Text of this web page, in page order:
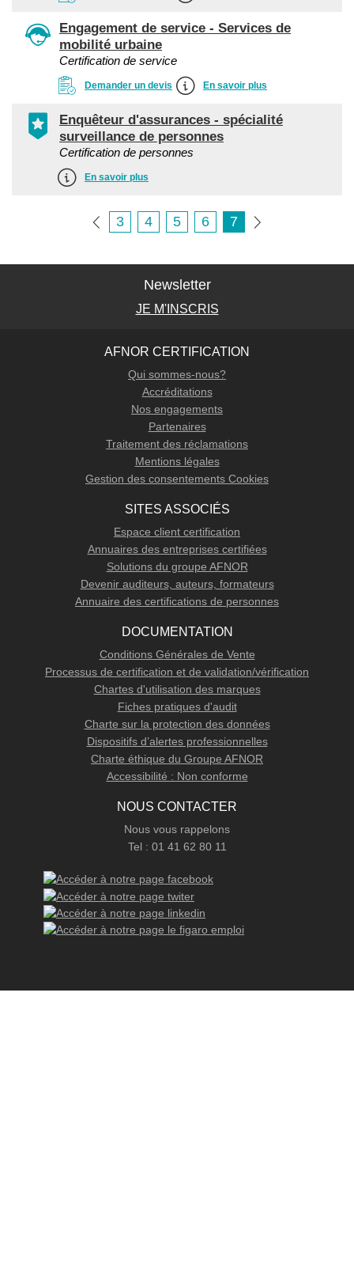
Engagement de service - Services de
mobilité urbaine
Certification de service
Demander un devis En savoir plus
Enquêteur d'assurances - spécialité
surveillance de personnes
Certification de personnes
En savoir plus
3 4 5 6 7
Newsletter
JE M'INSCRIS
AFNOR CERTIFICATION
Qui sommes-nous?
Accréditations
Nos engagements
Partenaires
Traitement des réclamations
Mentions légales
Gestion des consentements Cookies
SITES ASSOCIÉS
Espace client certification
Annuaires des entreprises certifiées
Solutions du groupe AFNOR
Devenir auditeurs, auteurs, formateurs
Annuaire des certifications de personnes
DOCUMENTATION
Conditions Générales de Vente
Processus de certification et de validation/vérification
Chartes d'utilisation des marques
Fiches pratiques d'audit
Charte sur la protection des données
Dispositifs d’alertes professionnelles
Charte éthique du Groupe AFNOR
Accessibilité : Non conforme
NOUS CONTACTER
Nous vous rappelons
Tel : 01 41 62 80 11